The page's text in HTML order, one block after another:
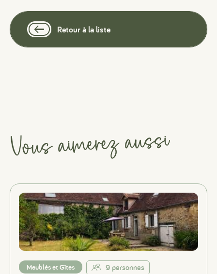
Retour à la liste
Vous aimerez aussi
Meublés et Gîtes 9 personnes